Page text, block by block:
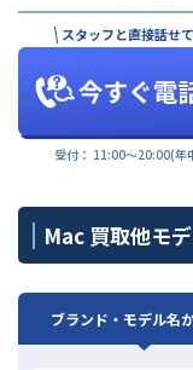
スタッフと直接話せ
受付： 11:00〜20:00(年
Mac 買取他モ
ブランド・モデル名